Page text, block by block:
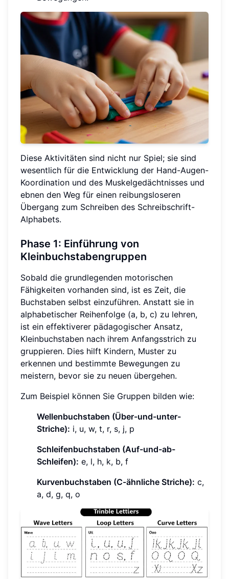
Diese Aktivitäten sind nicht nur Spiel; sie sind
wesentlich für die Entwicklung der Hand-Augen-
Koordination und des Muskelgedächtnisses und
ebnen den Weg für einen reibungsloseren
Übergang zum Schreiben des Schreibschrift-
Alphabets.
Phase 1: Einführung von
Kleinbuchstabengruppen
Sobald die grundlegenden motorischen
Fähigkeiten vorhanden sind, ist es Zeit, die
Buchstaben selbst einzuführen. Anstatt sie in
alphabetischer Reihenfolge (a, b, c) zu lehren,
ist ein effektiverer pädagogischer Ansatz,
Kleinbuchstaben nach ihrem Anfangsstrich zu
gruppieren. Dies hilft Kindern, Muster zu
erkennen und bestimmte Bewegungen zu
meistern, bevor sie zu neuen übergehen.
Zum Beispiel können Sie Gruppen bilden wie:
Wellenbuchstaben (Über-und-unter-
Striche): i, u, w, t, r, s, j, p
Schleifenbuchstaben (Auf-und-ab-
Schleifen): e, l, h, k, b, f
Kurvenbuchstaben (C-ähnliche Striche): c,
a, d, g, q, o